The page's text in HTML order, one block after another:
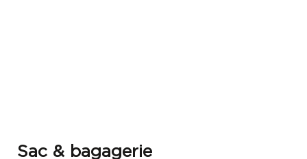
Sac & bagagerie